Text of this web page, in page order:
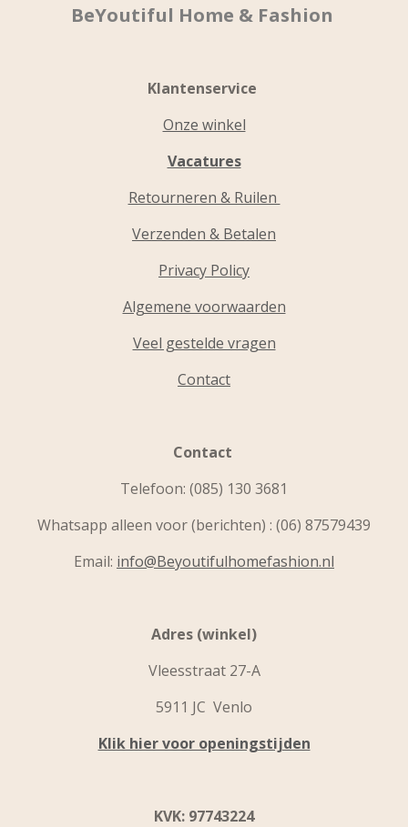
BeYoutiful Home & Fashion
Klantenservice
Onze winkel
Vacatures
Retourneren & Ruilen
Verzenden & Betalen
Privacy Policy
Algemene voorwaarden
Veel gestelde vragen
Contact
Contact
Telefoon: (085) 130 3681
Whatsapp alleen voor (berichten) : (06) 87579439
Email: info@Beyoutifulhomefashion.nl
Adres (winkel)
Vleesstraat 27-A
5911 JC Venlo
Klik hier voor openingstijden
KVK: 97743224